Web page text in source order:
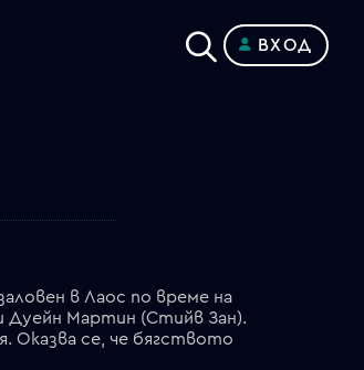
ВХОД
в Лаос по време на
Дуейн Мартин (Стийв Зан).
Оказва се, че бягството